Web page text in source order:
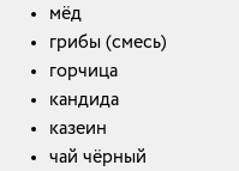
мёд
грибы (смесь)
горчица
кандида
казеин
чай чёрный